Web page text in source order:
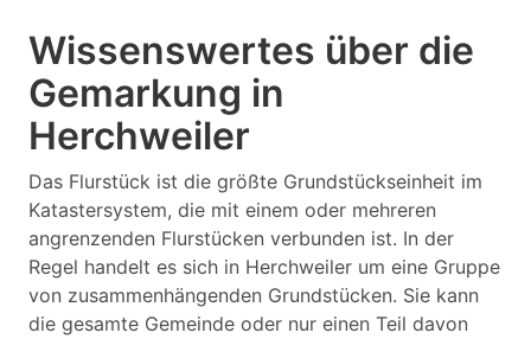
Wissenswertes über die
Gemarkung in
Herchweiler
Das Flurstück ist die größte Grundstückseinheit im
Katastersystem, die mit einem oder mehreren
angrenzenden Flurstücken verbunden ist. In der
Regel handelt es sich in Herchweiler um eine Gruppe
von zusammenhängenden Grundstücken. Sie kann
die gesamte Gemeinde oder nur einen Teil davon